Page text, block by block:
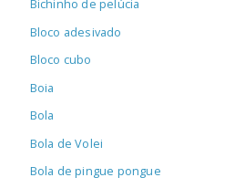
Bichinho de pelúcia
Bloco adesivado
Bloco cubo
Boia
Bola
Bola de Volei
Bola de pingue pongue